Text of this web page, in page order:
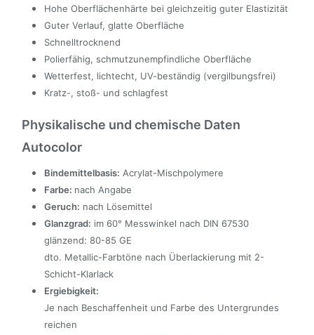
Hohe Oberflächenhärte bei gleichzeitig guter Elastizität
Guter Verlauf, glatte Oberfläche
Schnelltrocknend
Polierfähig, schmutzunempfindliche Oberfläche
Wetterfest, lichtecht, UV-beständig (vergilbungsfrei)
Kratz-, stoß- und schlagfest
Physikalische und chemische Daten
Autocolor
Bindemittelbasis: Acrylat-Mischpolymere
Farbe: nach Angabe
Geruch: nach Lösemittel
Glanzgrad: im 60° Messwinkel nach DIN 67530
glänzend: 80-85 GE
dto. Metallic-Farbtöne nach Überlackierung mit 2-
Schicht-Klarlack
Ergiebigkeit:
Je nach Beschaffenheit und Farbe des Untergrundes
reichen